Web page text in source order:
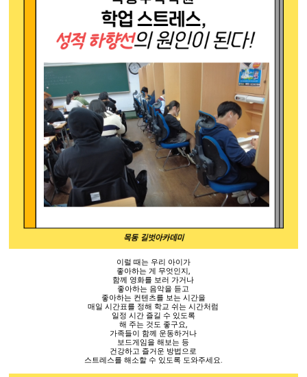
이럴 때는 우리 아이가
좋아하는 게 무엇인지,
함께 영화를 보러 가거나
좋아하는 음악을 듣고
좋아하는 컨텐츠를 보는 시간을
매일 시간표를 정해 학교 쉬는 시간처럼
일정 시간 즐길 수 있도록
해 주는 것도 좋구요,
가족들이 함께 운동하거나
보드게임을 해보는 등
건강하고 즐거운 방법으로
스트레스를 해소할 수 있도록 도와주세요.